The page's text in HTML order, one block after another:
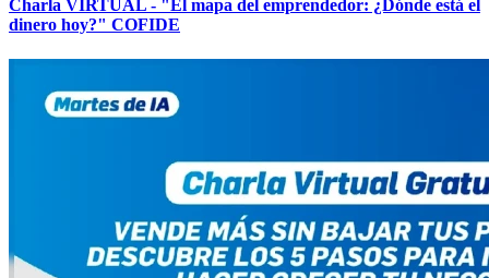
Charla VIRTUAL - "El mapa del emprendedor: ¿Dónde está el
dinero hoy?" COFIDE